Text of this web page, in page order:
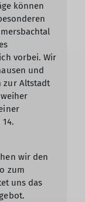
können
vorbei. Wir
und
zur Altstadt
wir den
zum
uns das